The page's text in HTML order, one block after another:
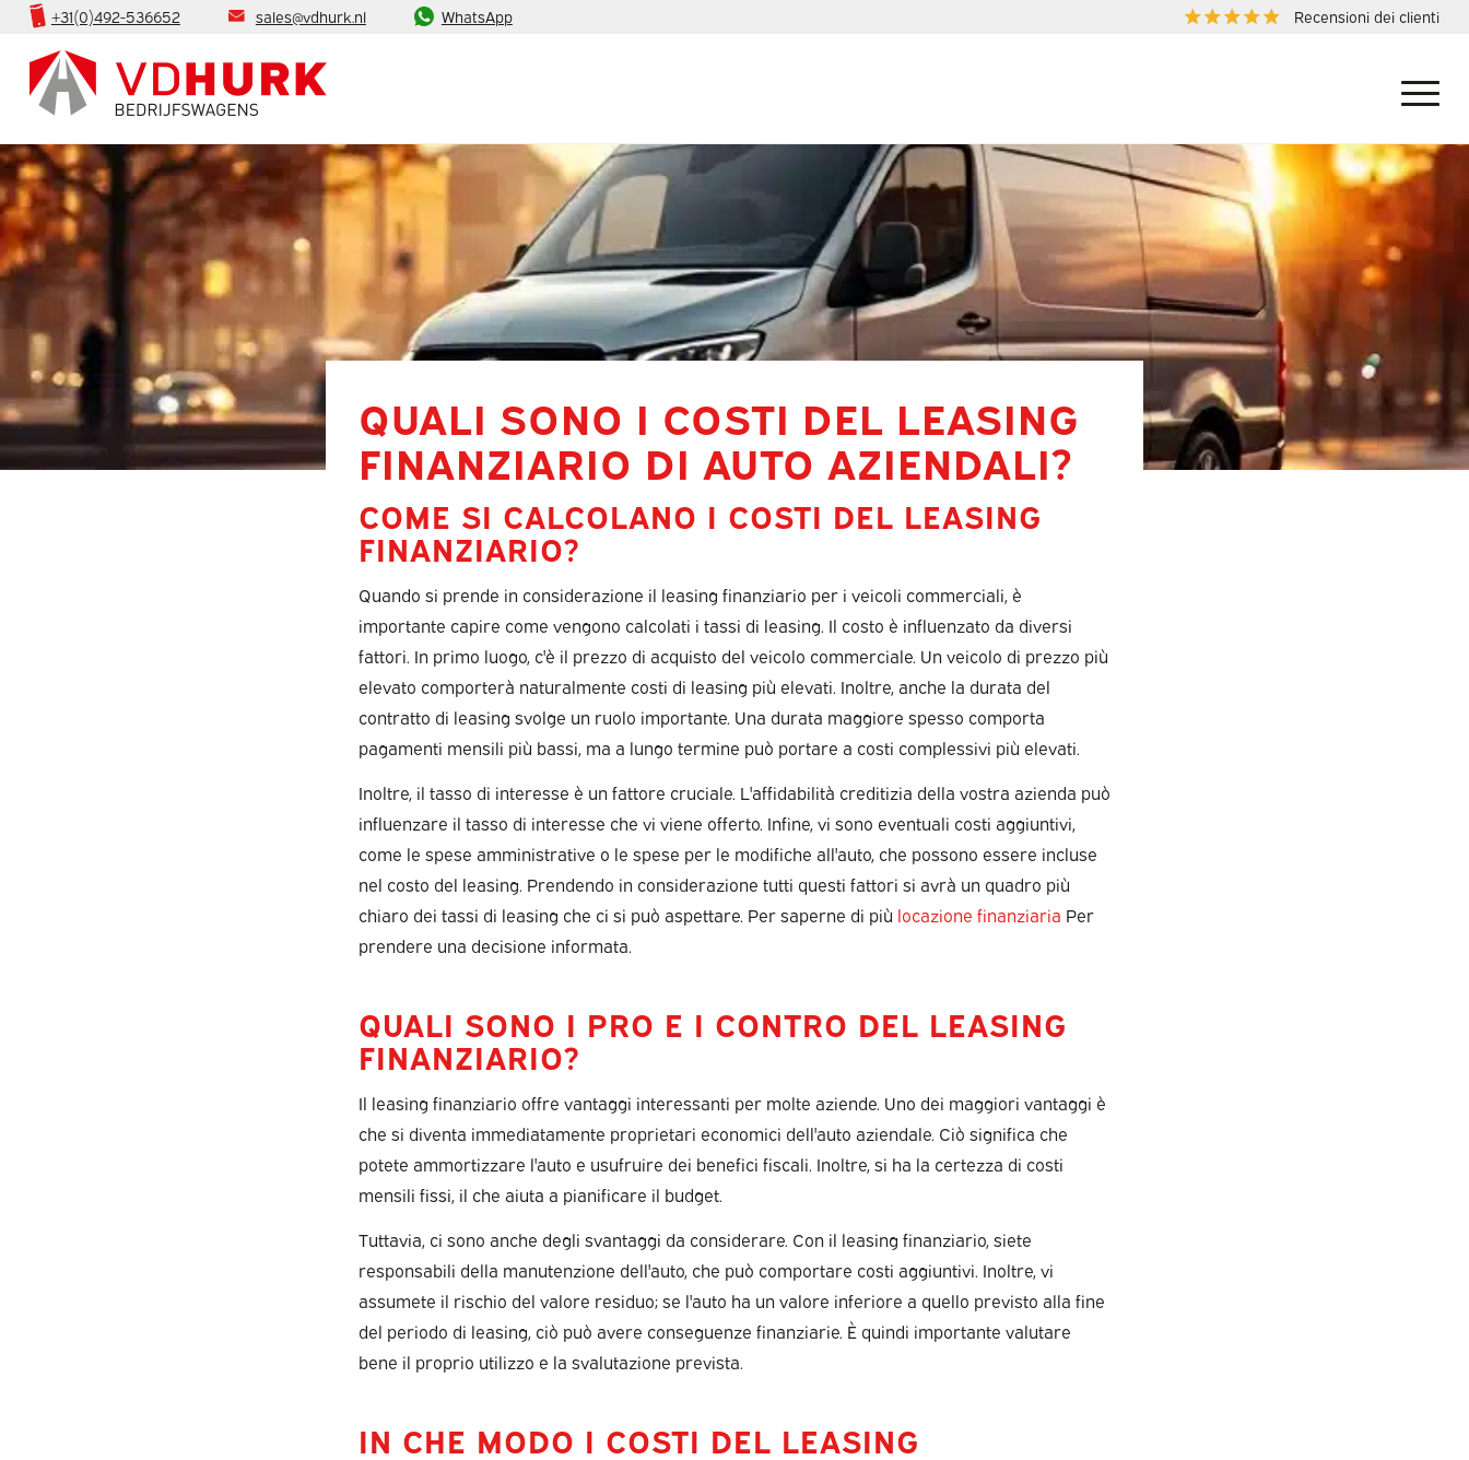
Recensioni dei clienti
+31(0)492-536652 sales@vdhurk.nl WhatsApp
QUALI SONO I COSTI DEL LEASING
FINANZIARIO DI AUTO AZIENDALI?
COME SI CALCOLANO I COSTI DEL LEASING
FINANZIARIO?
Quando si prende in considerazione il leasing finanziario per i veicoli commerciali, è
importante capire come vengono calcolati i tassi di leasing. Il costo è influenzato da diversi
fattori. In primo luogo, c'è il prezzo di acquisto del veicolo commerciale. Un veicolo di prezzo più
elevato comporterà naturalmente costi di leasing più elevati. Inoltre, anche la durata del
contratto di leasing svolge un ruolo importante. Una durata maggiore spesso comporta
pagamenti mensili più bassi, ma a lungo termine può portare a costi complessivi più elevati.
Inoltre, il tasso di interesse è un fattore cruciale. L'affidabilità creditizia della vostra azienda può
influenzare il tasso di interesse che vi viene offerto. Infine, vi sono eventuali costi aggiuntivi,
come le spese amministrative o le spese per le modifiche all'auto, che possono essere incluse
nel costo del leasing. Prendendo in considerazione tutti questi fattori si avrà un quadro più
chiaro dei tassi di leasing che ci si può aspettare. Per saperne di più locazione finanziaria Per
prendere una decisione informata.
QUALI SONO I PRO E I CONTRO DEL LEASING
FINANZIARIO?
Il leasing finanziario offre vantaggi interessanti per molte aziende. Uno dei maggiori vantaggi è
che si diventa immediatamente proprietari economici dell'auto aziendale. Ciò significa che
potete ammortizzare l'auto e usufruire dei benefici fiscali. Inoltre, si ha la certezza di costi
mensili fissi, il che aiuta a pianificare il budget.
Tuttavia, ci sono anche degli svantaggi da considerare. Con il leasing finanziario, siete
responsabili della manutenzione dell'auto, che può comportare costi aggiuntivi. Inoltre, vi
assumete il rischio del valore residuo; se l'auto ha un valore inferiore a quello previsto alla fine
del periodo di leasing, ciò può avere conseguenze finanziarie. È quindi importante valutare
bene il proprio utilizzo e la svalutazione prevista.
IN CHE MODO I COSTI DEL LEASING